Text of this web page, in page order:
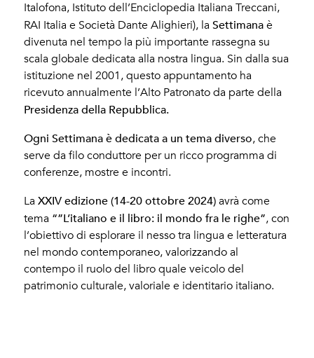
Italofona, Istituto dell’Enciclopedia Italiana Treccani,
RAI Italia e Società Dante Alighieri), laSettimana è
divenuta nel tempo la più importante rassegna su
scala globale dedicata alla nostra lingua. Sin dalla sua
istituzione nel 2001, questo appuntamento ha
ricevuto annualmente l’Alto Patronato da parte della
Presidenza della Repubblica.
Ogni Settimana è dedicata a un tema diverso, che
serve da filo conduttore per un ricco programma di
conferenze, mostre e incontri.
LaXXIV edizione (14-20 ottobre 2024) avrà come
tema “”L’italiano e il libro: il mondo fra le righe”, con
l’obiettivo di esplorare il nesso tra lingua e letteratura
nel mondo contemporaneo, valorizzando al
contempo il ruolo del libro quale veicolo del
patrimonio culturale, valoriale e identitario italiano.